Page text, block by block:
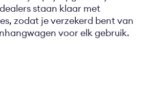
staan klaar met
zodat je verzekerd bent van
voor elk gebruik.